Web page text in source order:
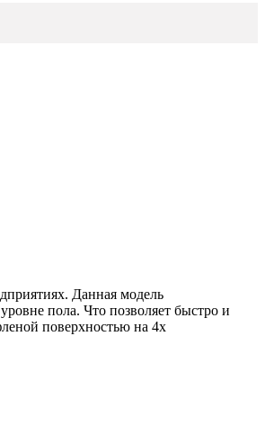
Данная модель
пола. Что позволяет быстро и
поверхностью на 4х